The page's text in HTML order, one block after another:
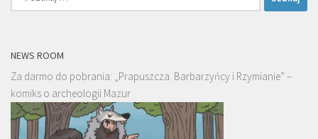
NEWS ROOM
Za darmo do pobrania: „Prapuszcza. Barbarzyńcy i Rzymianie” –
komiks o archeologii Mazur